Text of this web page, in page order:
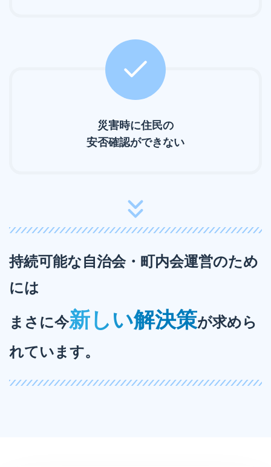
災害時に住民の
安否確認ができない
持続可能な自治会・町内会運営のため
には
まさに今新しい解決策が求めら
れています。